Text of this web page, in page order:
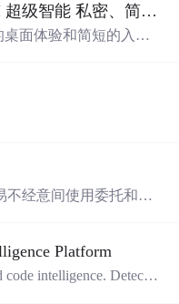
OpenHuman 是你的个人 AI 超级智能 私密、简洁、极其强大
面体验和简短的入门
可作为真实参与者加
你，即使你停止输入
不经意间使用委托和匿
Platform
intelligence. Detects